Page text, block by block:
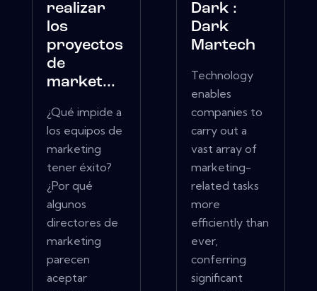
realizar
los
proyectos
de
market...
¿Qué impide a
los equipos de
marketing
tener éxito?
¿Por qué
algunos
directores de
marketing
parecen
aceptar
Dark :
Dark
Martech
Technology
enables
companies to
carry out a
vast array of
marketing-
related tasks
more
efficiently than
ever,
conferring
significant